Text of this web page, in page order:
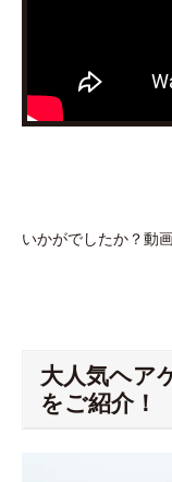
いかがでしたか？動
大人気ヘア
をご紹介！